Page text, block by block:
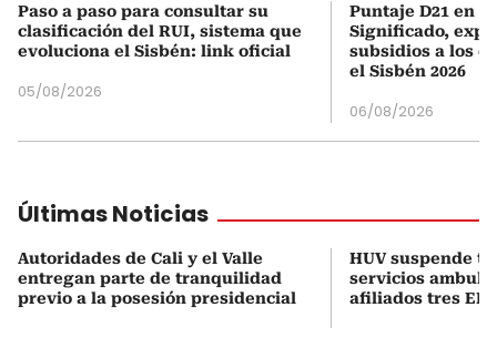
Paso a paso para consultar su
clasificación del RUI, sistema que
evoluciona el Sisbén: link oficial
05/08/2026
Puntaje D21 en
Significado,
subsidios a los
el Sisbén 2026
06/08/2026
Últimas Noticias
Autoridades de Cali y el Valle
entregan parte de tranquilidad
previo a la posesión presidencial
HUV suspende
servicios
afiliados tres EPS